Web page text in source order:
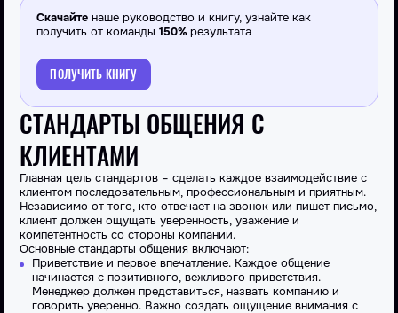
Скачайте наше руководство и книгу, узнайте как
получить от команды 150%результата
ПОЛУЧИТЬ КНИГУ
СТАНДАРТЫ ОБЩЕНИЯ С
КЛИЕНТАМИ
Главная цель стандартов – сделать каждое взаимодействие с
клиентом последовательным, профессиональным и приятным.
Независимо от того, кто отвечает на звонок или пишет письмо,
клиент должен ощущать уверенность, уважение и
компетентность со стороны компании.
Основные стандарты общения включают:
Приветствие и первое впечатление. Каждое общение
начинается с позитивного, вежливого приветствия.
Менеджер должен представиться, назвать компанию и
говорить уверенно. Важно создать ощущение внимания с